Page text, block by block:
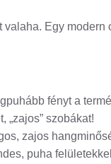
Egy modern
fényt a
„zajos” szobákat!
zajos
puha